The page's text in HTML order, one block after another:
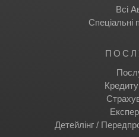
Всі
Спеціальні
Детейлінг /